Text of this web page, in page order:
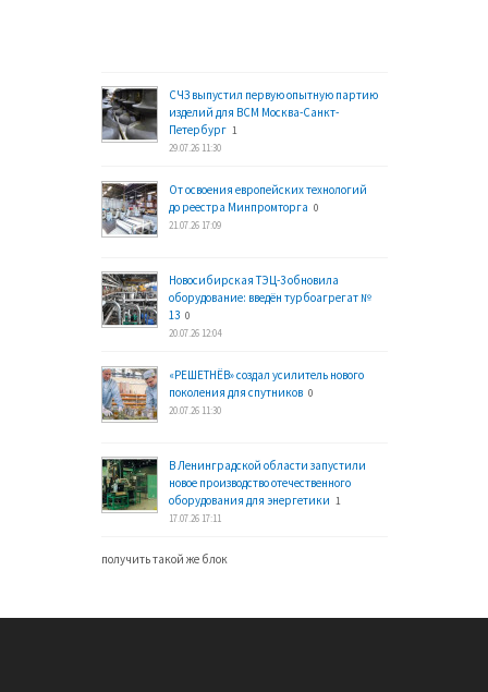
СЧЗ выпустил первую опытную партию
изделий для ВСМ Москва-Санкт-
Петербург 1
29.07.26 11:30
От освоения европейских технологий
до реестра Минпромторга 0
21.07.26 17:09
Новосибирская ТЭЦ-3 обновила
оборудование: введён турбоагрегат №
13 0
20.07.26 12:04
«РЕШЕТНЁВ» создал усилитель нового
поколения для спутников 0
20.07.26 11:30
В Ленинградской области запустили
новое производство отечественного
оборудования для энергетики 1
17.07.26 17:11
получить такой же блок